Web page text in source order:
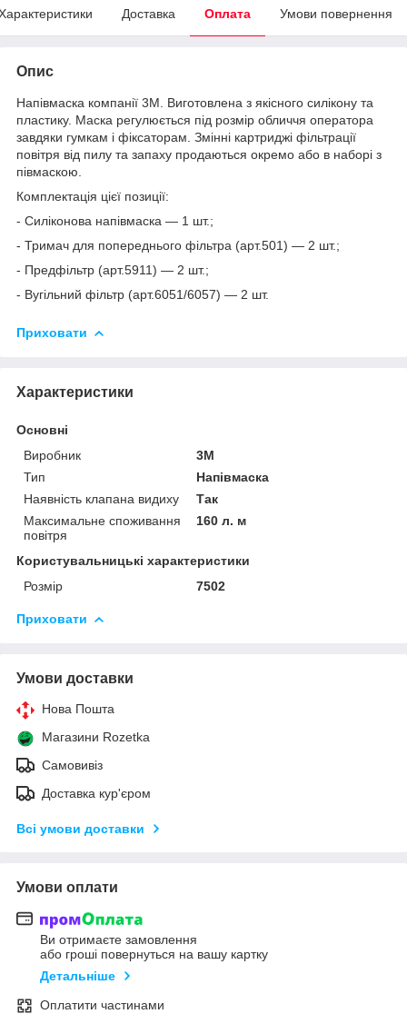
Доставка Оплата Умови повернення
Опис
Напівмаска компанії 3М. Виготовлена з якісного силікону та
пластику. Маска регулюється під розмір обличчя оператора
завдяки гумкам і фіксаторам. Змінні картриджі фільтрації
повітря від пилу та запаху продаються окремо або в наборі з
півмаскою.
Комплектація цієї позиції:
- Силіконова напівмаска — 1 шт.;
- Тримач для попереднього фільтра (арт.501) — 2 шт.;
- Предфільтр (арт.5911) — 2 шт.;
- Вугільний фільтр (арт.6051/6057) — 2 шт.
Приховати
Характеристики
Основні
Виробник
3М
Тип
Напівмаска
Наявність клапана видиху
Так
Максимальне споживання
повітря
160 л. м
Користувальницькі характеристики
Розмір
7502
Приховати
Умови доставки
Нова Пошта
Магазини Rozetka
Самовивіз
Доставка кур'єром
Всі умови доставки
Умови оплати
Ви отримаєте замовлення
або гроші повернуться на вашу картку
Детальніше
Оплатити частинами